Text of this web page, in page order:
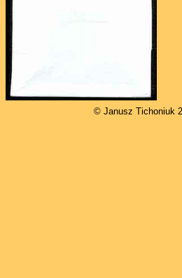
© Janusz Tichoniuk